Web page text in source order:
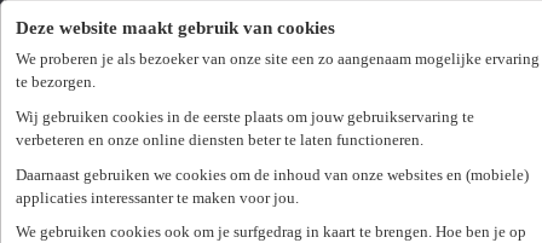
Deze website maakt gebruik van cookies
We proberen je als bezoeker van onze site een zo aangenaam mogelijke ervaring
te bezorgen.
Wij gebruiken cookies in de eerste plaats om jouw gebruikservaring te
verbeteren en onze online diensten beter te laten functioneren.
Daarnaast gebruiken we cookies om de inhoud van onze websites en (mobiele)
applicaties interessanter te maken voor jou.
We gebruiken cookies ook om je surfgedrag in kaart te brengen. Hoe ben je op
Tijdelijk contract
Projectverpleegkunde
Vast contract
Studentenjobs
Bijwerken
Interne vacatures
Ik zoek werk
Administratie